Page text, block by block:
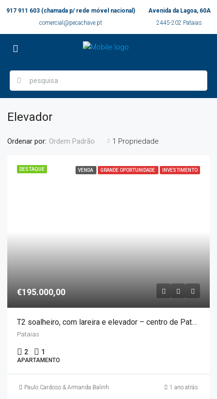
917 911 603 (chamada p/ rede móvel nacional)
comercial@pecachave.pt
Avenida da Lagoa, 60A
2445-202 Pataias
Elevador
1 Propriedade
Ordenar por: Ordem Padrão
DESTAQUE VENDA GRANDE OPORTUNIDADE INVESTIMENTO
€195.000,00
T2 soalheiro, com lareira e elevador – centro de Pataias
Pataias
2 1
APARTAMENTO
Paulo Cardoso & Armanda Balinha 1 ano atrás